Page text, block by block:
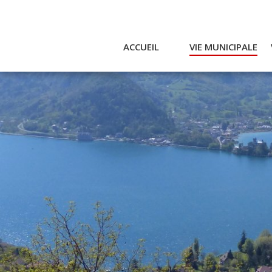
ACCUEIL VIE MUNICIPALE
Actualités et agenda
Conseil municipal
Actes
Réglementaires
Services municipaux
Intercommunalité
Emplois / Marchés
Finances